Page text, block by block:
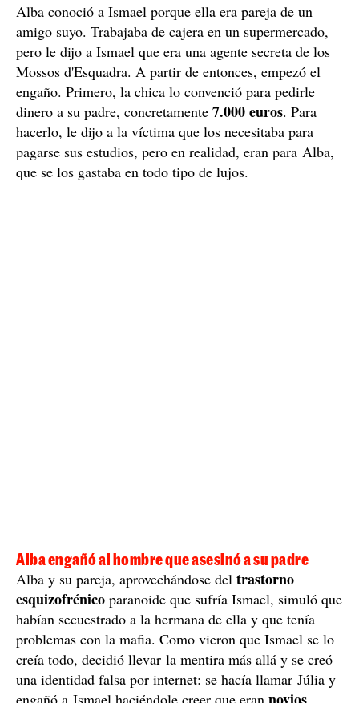
Alba conoció a Ismael porque ella era pareja de un
amigo suyo. Trabajaba de cajera en un supermercado,
pero le dijo a Ismael que era una agente secreta de los
Mossos d'Esquadra. A partir de entonces, empezó el
engaño. Primero, la chica lo convenció para pedirle
dinero a su padre, concretamente 7.000 euros. Para
hacerlo, le dijo a la víctima que los necesitaba para
pagarse sus estudios, pero en realidad, eran para Alba,
que se los gastaba en todo tipo de lujos.
Alba engañó al hombre que asesinó a su padre
Alba y su pareja, aprovechándose del trastorno
esquizofrénico paranoide que sufría Ismael, simuló que
habían secuestrado a la hermana de ella y que tenía
problemas con la mafia. Como vieron que Ismael se lo
creía todo, decidió llevar la mentira más allá y se creó
una identidad falsa por internet: se hacía llamar Júlia y
engañó a Ismael haciéndole creer que eran